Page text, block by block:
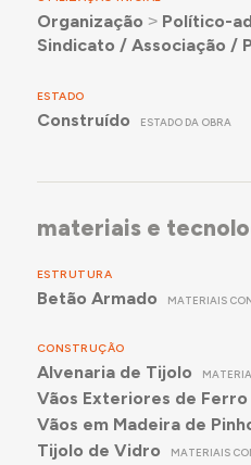
simultaneamente utilitária
característica dos
sua implantação, cuidada
termos de desenho quer
materialidade.
Organização ˃ Político-
Sindicato / Associação /
ESTADO
Construído ESTADO DA OBRA
materiais e
ESTRUTURA
Betão Armado MATERIAIS
CONSTRUÇÃO
Alvenaria de Tijolo
Vãos Exteriores de Ferro
Vãos em Madeira de
Tijolo de Vidro MATERIAIS